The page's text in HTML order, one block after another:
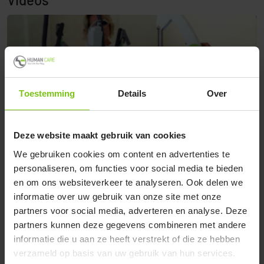
Toestemming Details Over
Deze website maakt gebruik van cookies
We gebruiken cookies om content en advertenties te
personaliseren, om functies voor social media te bieden
en om ons websiteverkeer te analyseren. Ook delen we
informatie over uw gebruik van onze site met onze
partners voor social media, adverteren en analyse. Deze
partners kunnen deze gegevens combineren met andere
informatie die u aan ze heeft verstrekt of die ze hebben
verzameld op basis van uw gebruik van hun services.
Aanbrengen van toilet tilband voor transfer van bed naar
Dolphin II douchestoel met gebruik van een Diana II mobiele
tillift.
Aanbrengen van toilet tilband voor